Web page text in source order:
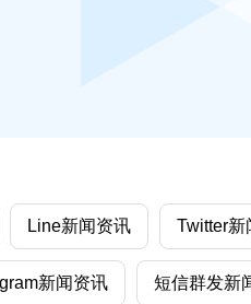
Line新闻资讯 Twitter新
新闻资讯 短信群发新